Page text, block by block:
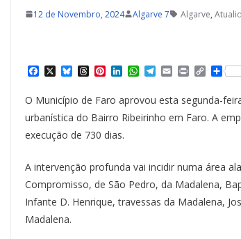
12 de Novembro, 2024 Algarve 7 Algarve,
a
c
e
b
o
o
X B
e
s
k
y
T
h
e
a
d
s
P
t
e
r
e
t
L
k
e
d
I
W
h
t
s
A
T
e
e
g
r
E
m
i
l
P
n
t
C
o
p
y
L
i
S
h
a
r
e
O Município de Faro aprovou esta segunda-
urbanística do Bairro Ribeirinho em Faro. A
execução de 730 dias.
A intervenção profunda vai incidir numa área
Compromisso, de São Pedro, da Madalena,
Infante D. Henrique, travessas da Madalena,
Madalena.